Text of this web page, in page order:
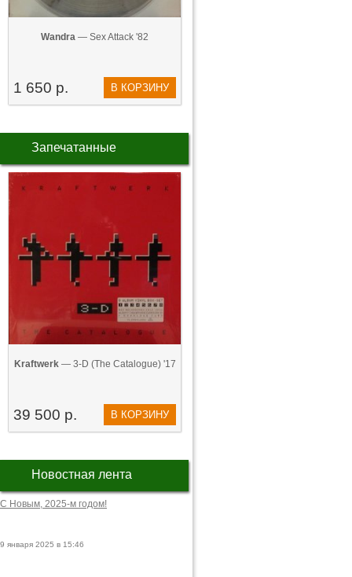
Wandra — Sex Attack '82
1 650 р. В КОРЗИНУ
Запечатанные
Kraftwerk— 3-D (The Catalogue) '17
39 500 р. В КОРЗИНУ
Новостная лента
С Новым, 2025-м годом!
9 января 2025 в 15:46